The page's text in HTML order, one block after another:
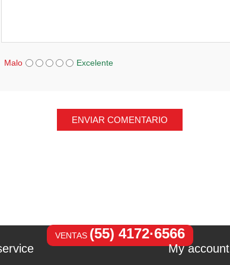
Malo Excelente
ENVIAR COMENTARIO
VENTAS (55) 4172·6566
My account